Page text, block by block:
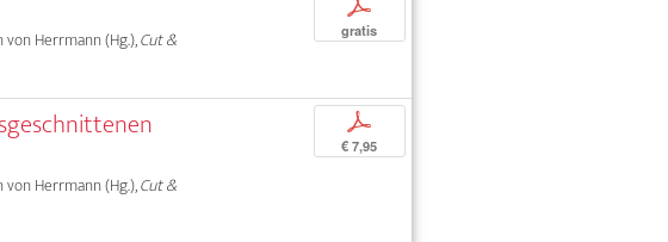
von Herrmann (Hg.),Cut &
p
gratis
von Herrmann (Hg.),Cut &
p
€ 7,95